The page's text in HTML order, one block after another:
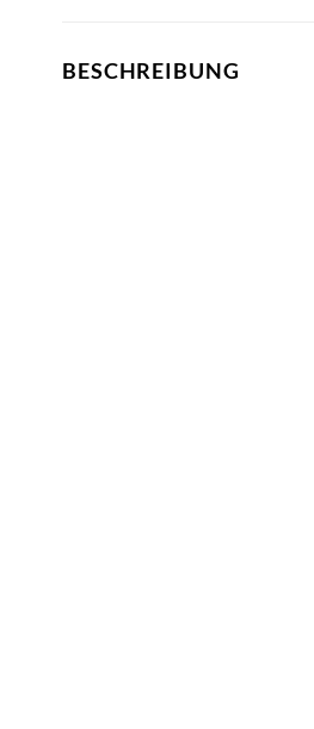
BESCHREIBUNG